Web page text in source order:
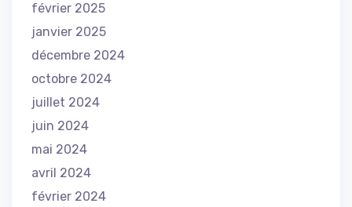
février 2025
janvier 2025
décembre 2024
octobre 2024
juillet 2024
juin 2024
mai 2024
avril 2024
février 2024